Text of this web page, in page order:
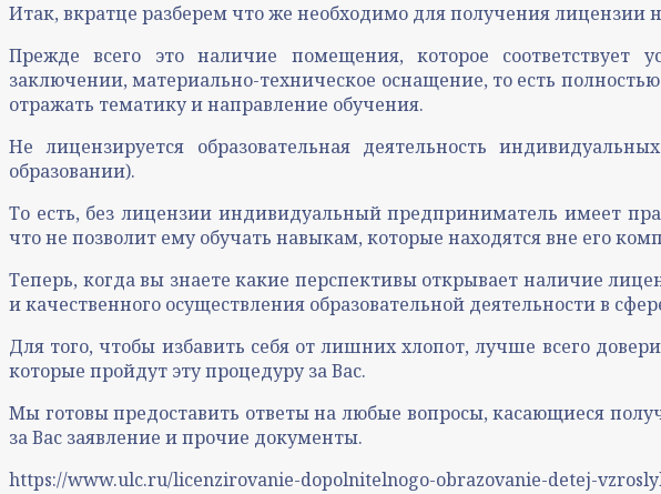
Итак, вкратце разберем что же необходимо для получения лицензии
Прежде всего это наличие помещения, которое соответствует
заключении, материально-техническое оснащение, то есть
отражать тематику и направление обучения.
Не лицензируется образовательная деятельность
образовании).
То есть, без лицензии индивидуальный предприниматель имеет
что не позволит ему обучать навыкам, которые находятся вне его
Теперь, когда вы знаете какие перспективы открывает наличие
и качественного осуществления образовательной деятельности в
Для того, чтобы избавить себя от лишних хлопот, лучше всего
которые пройдут эту процедуру за Вас.
Мы готовы предоставить ответы на любые вопросы, касающиеся
за Вас заявление и прочие документы.
https://www.ulc.ru/licenzirovanie-dopolnitelnogo-obrazovanie-detej-